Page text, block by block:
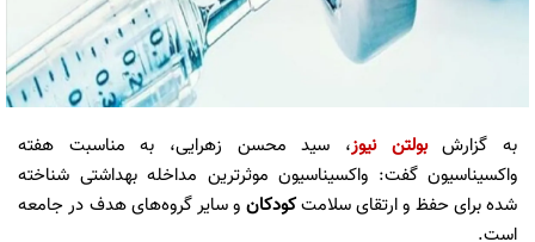
به گزارش بولتن نیوز، سید محسن زهرایی، به مناسبت هفته
واکسیناسیون گفت: واکسیناسیون موثرترین مداخله بهداشتی شناخته
شده برای حفظ و ارتقای سلامتکودکان و سایر گروه‌های هدف در جامعه
است.